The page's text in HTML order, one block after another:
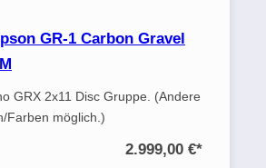
GR-1 Carbon Gravel
GRX 2x11 Disc Gruppe. (Andere
Farben möglich.)
2.999,00 €*